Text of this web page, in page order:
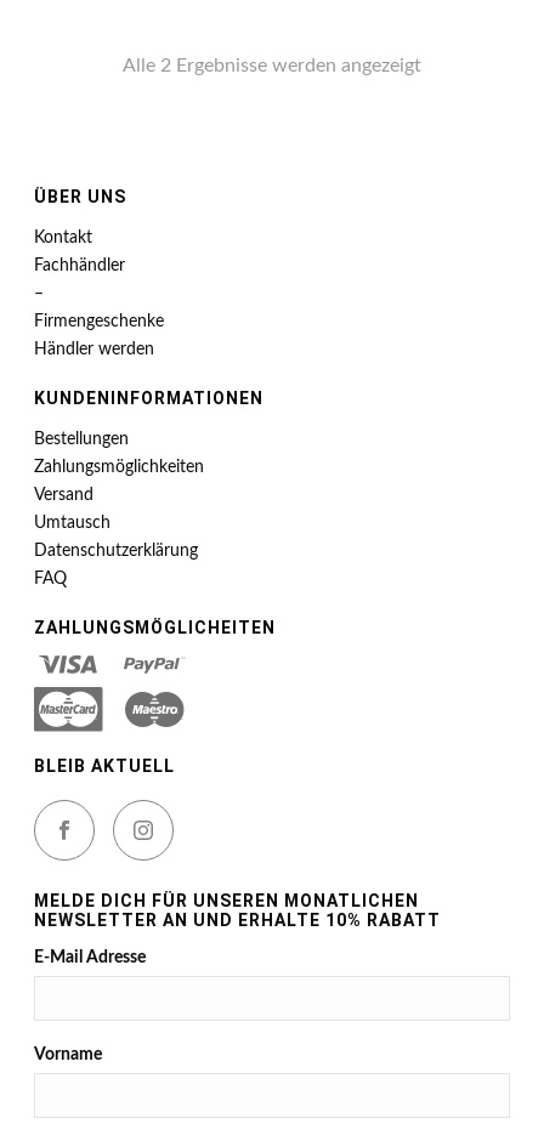
Alle 2 Ergebnisse werden angezeigt
ÜBER UNS
Kontakt
Fachhändler
–
Firmengeschenke
Händler werden
KUNDENINFORMATIONEN
Bestellungen
Zahlungsmöglichkeiten
Versand
Umtausch
Datenschutzerklärung
FAQ
ZAHLUNGSMÖGLICHEITEN
BLEIB AKTUELL
MELDE DICH FÜR UNSEREN MONATLICHEN
NEWSLETTER AN UND ERHALTE 10% RABATT
E-Mail Adresse
Vorname